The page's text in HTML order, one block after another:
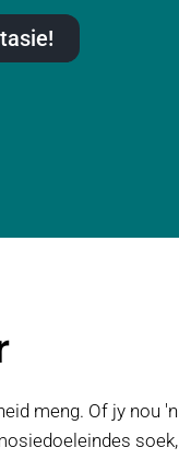
meng. Of jy nou 'n
soek,